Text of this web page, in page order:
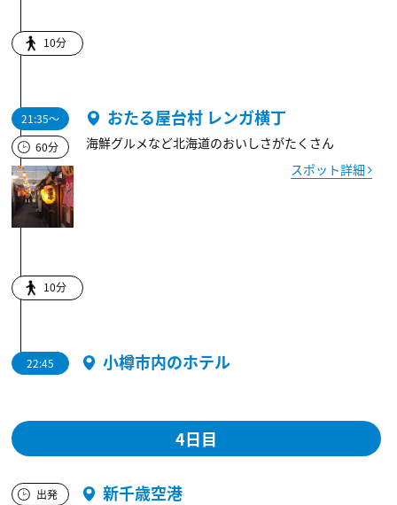
10分
21:35～
60分
おたる屋台村 レンガ横丁
海鮮グルメなど北海道のおいしさがたくさん
スポット詳細
10分
22:45 小樽市内のホテル
4日目
出発 新千歳空港